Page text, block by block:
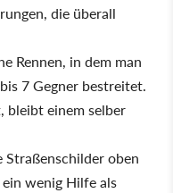
die überall
Rennen, in dem man
7 Gegner bestreitet.
bleibt einem selber
oben
wenig Hilfe als